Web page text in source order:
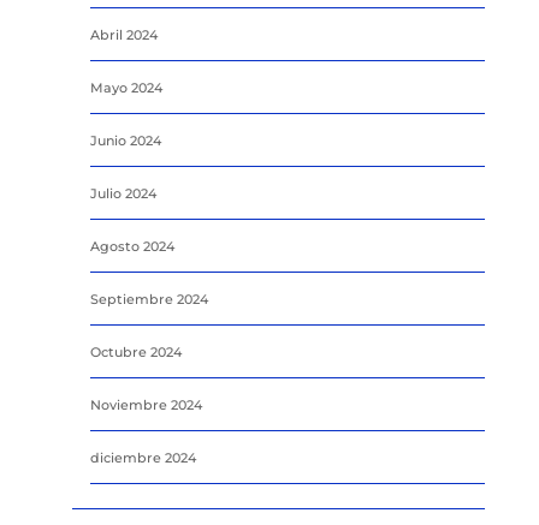
Abril 2024
Mayo 2024
Junio 2024
Julio 2024
Agosto 2024
Septiembre 2024
Octubre 2024
Noviembre 2024
diciembre 2024